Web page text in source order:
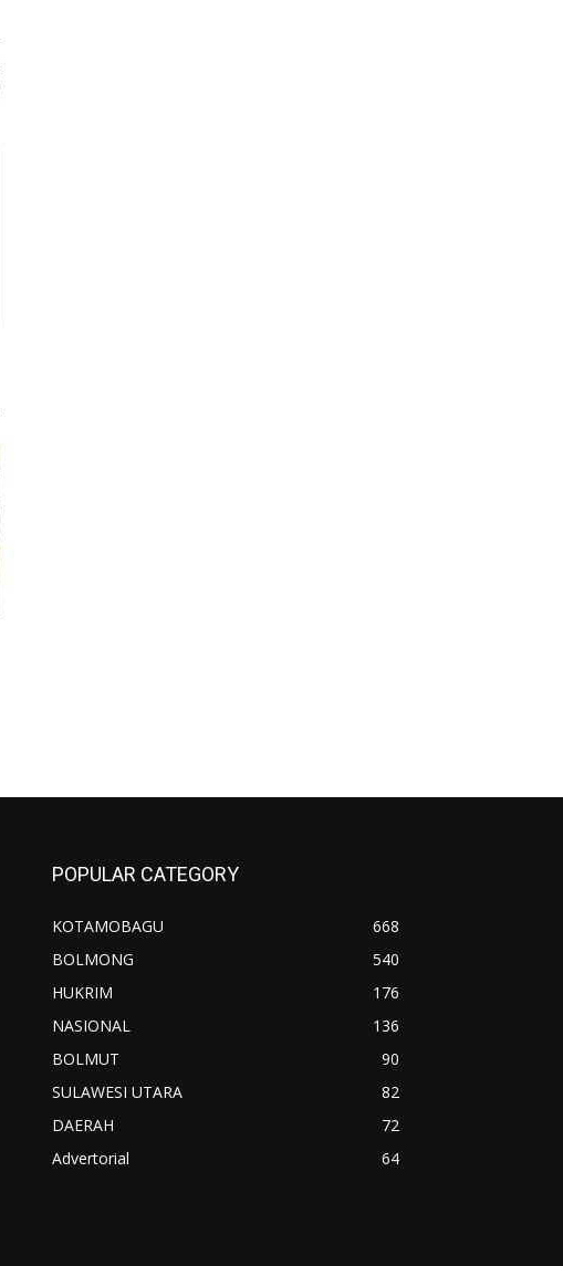
POPULAR CATEGORY
KOTAMOBAGU
668
BOLMONG
540
HUKRIM
176
NASIONAL
136
BOLMUT
90
SULAWESI UTARA
82
DAERAH
72
Advertorial
64